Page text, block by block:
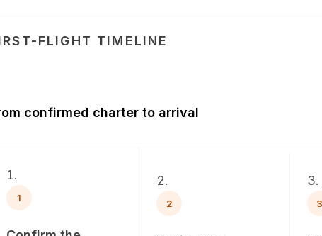
FLIGHT TIMELINE
confirmed charter to arrival
1 2 3